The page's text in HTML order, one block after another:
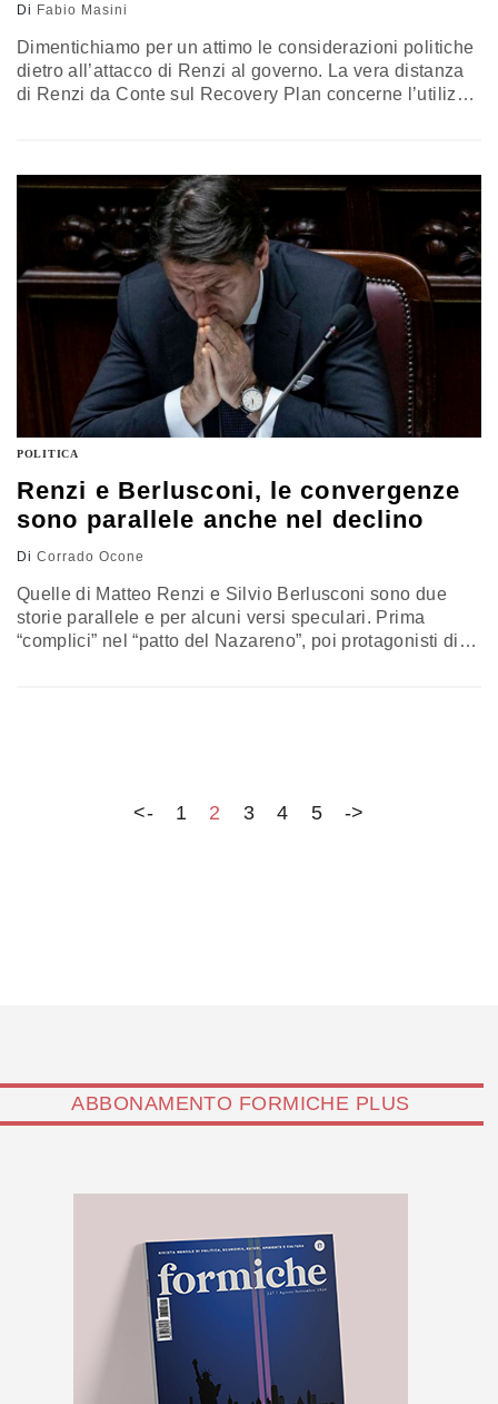
Di Fabio Masini
Dimentichiamo per un attimo le considerazioni politiche
dietro all’attacco di Renzi al governo. La vera distanza
di Renzi da Conte sul Recovery Plan concerne l’utilizzo
200 del Next Generation EU che Gualtieri,
prudentemente…
POLITICA
Renzi e Berlusconi, le convergenze
sono parallele anche nel declino
Di Corrado Ocone
Quelle di Matteo Renzi e Silvio Berlusconi sono due
storie parallele e per alcuni versi speculari. Prima
“complici” nel “patto del Nazareno”, poi protagonisti di
<- 1 2 3 4 5 ->
ABBONAMENTO FORMICHE PLUS